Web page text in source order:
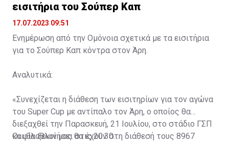
εισιτήρια του Σούπερ Καπ
17.07.2023 09:51
Ενημέρωση από την Ομόνοια σχετικά με τα εισιτήρια
για το Σούπερ Καπ κόντρα στον Άρη.
Αναλυτικά:
«Συνεχίζεται η διάθεση των εισιτηρίων για τον αγώνα
του Super Cup με αντίπαλο τον Άρη, ο οποίος θα
διεξαχθεί την Παρασκευή, 21 Ιουλίου, στο στάδιο ΓΣΠ
και θα ξεκινήσει στις 20:30.
Οι φίλαθλοί μας θα έχουν στη διάθεσή τους 8967